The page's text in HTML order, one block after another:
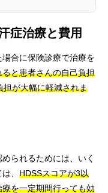
症治療と費用
合に保険診療で治療を
と患者さんの自己負担
担が大幅に軽減されま
られるためには、いく
、 HDSSスコアが3以
を一定期間行っても効